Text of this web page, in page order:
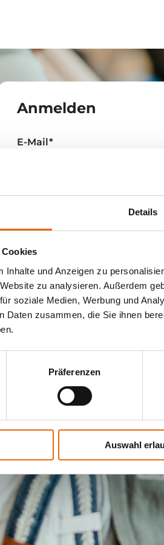
Details
Inhalte und Anzeigen zu
zu analysieren. Außerdem
soziale Medien, Werbung und
Daten zusammen, die Sie ihnen
Präferenzen
Auswahl
Anmelden
E-Mail*
Passwort vergessen?
Sie haben kein Konto?